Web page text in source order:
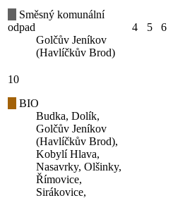
Směsný komunální
odpad
Golčův Jeníkov
(Havlíčkův Brod)
4 5 6
10
BIO
Budka, Dolík,
Golčův Jeníkov
(Havlíčkův Brod),
Kobylí Hlava,
Nasavrky, Olšinky,
Římovice,
Sirákovice,